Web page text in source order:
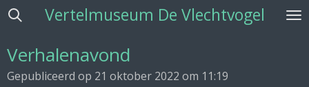
Ga
naar
de
hoofdinhoud
Vertelmuseum De Vlechtvogel
Verhalenavond
Gepubliceerd op 21 oktober 2022 om 11:19